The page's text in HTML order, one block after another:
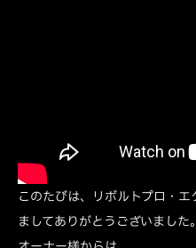
このたびは、リボルトプロ・
ましてありがとうございました。